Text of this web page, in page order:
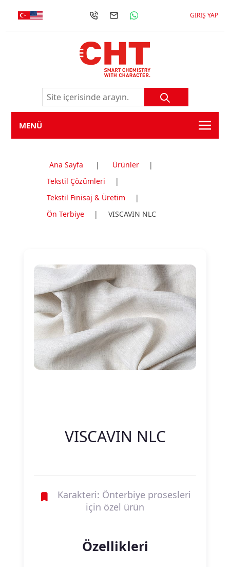
GIRIŞ YAP
MENÜ
Ana Sayfa | Ürünler
|
Tekstil Çözümleri
|
Tekstil Finisaj & Üretim
|
Ön Terbiye
| VISCAVIN NLC
VISCAVIN NLC
Karakteri: Önterbiye prosesleri
için özel ürün
Özellikleri